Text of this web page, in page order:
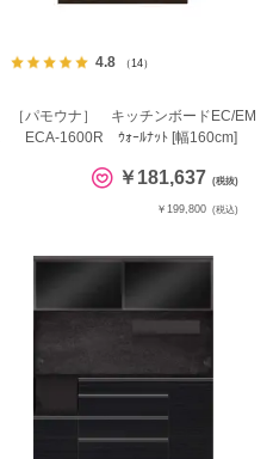
4.8 （14）
［パモウナ］ キッチンボードEC/EM
ECA-1600R ｳｫｰﾙﾅｯﾄ [幅160cm]
￥181,637 (税抜)
￥199,800 (税込)